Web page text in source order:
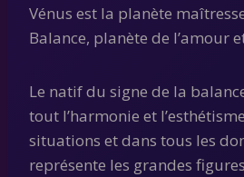
Vénus est la planète
Balance, planète de l’amour
Le natif du signe de la
tout l’harmonie et
situations et dans tous les
représente les grandes